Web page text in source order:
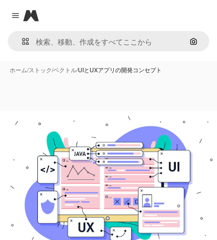
Close menu
Magnific
画像で
ホーム/ストック/ベクトル/UIとUXアプリの開発コンセプト